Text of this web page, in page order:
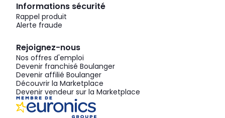
Informations sécurité
Rappel produit
Alerte fraude
Rejoignez-nous
Nos offres d'emploi
Devenir franchisé Boulanger
Devenir affilié Boulanger
Découvrir la Marketplace
Devenir vendeur sur la Marketplace